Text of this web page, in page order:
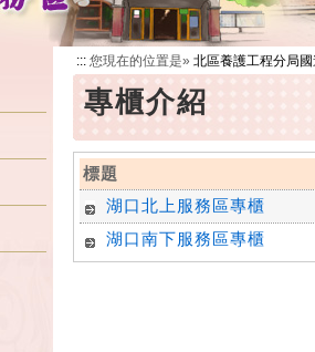
::: 您現在的位置是» 北區養護工程分局
專櫃介紹
標題
湖口北上服務區專櫃
湖口南下服務區專櫃